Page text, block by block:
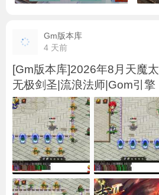
Gm版本库
4 天前
[Gm版本库]2026年8月天魔
无极剑圣|流浪法师|Gom引擎